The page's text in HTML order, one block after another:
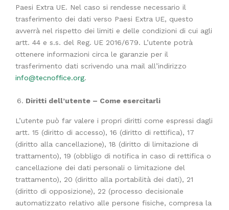
Paesi Extra UE. Nel caso si rendesse necessario il
trasferimento dei dati verso Paesi Extra UE, questo
avverrà nel rispetto dei limiti e delle condizioni di cui agli
artt. 44 e s.s. del Reg. UE 2016/679. L’utente potrà
ottenere informazioni circa le garanzie per il
trasferimento dati scrivendo una mail all’indirizzo
info@tecnoffice.org.
Diritti dell’utente – Come esercitarli
L’utente può far valere i propri diritti come espressi dagli
artt. 15 (diritto di accesso), 16 (diritto di rettifica), 17
(diritto alla cancellazione), 18 (diritto di limitazione di
trattamento), 19 (obbligo di notifica in caso di rettifica o
cancellazione dei dati personali o limitazione del
trattamento), 20 (diritto alla portabilità dei dati), 21
(diritto di opposizione), 22 (processo decisionale
automatizzato relativo alle persone fisiche, compresa la